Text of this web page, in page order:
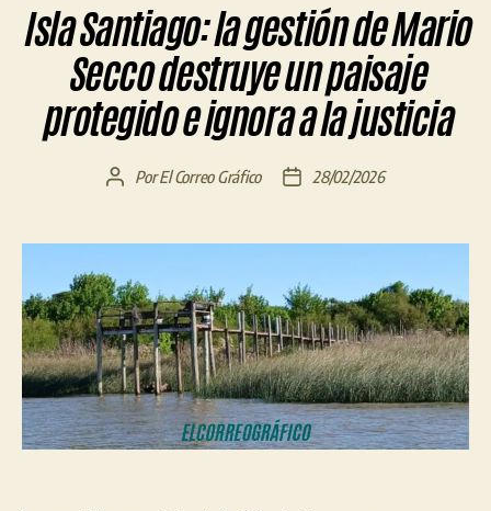
Isla Santiago: la gestión de Mario
Secco destruye un paisaje
protegido e ignora a la justicia
Autor
entrada
PorEl Correo Gráfico
Fecha
entrada
28/02/2026